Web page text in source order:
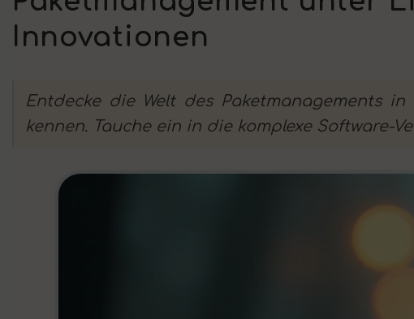
Innovationen
Entdecke die Welt des Paketmanagements
kennen. Tauche ein in die komplexe Software-